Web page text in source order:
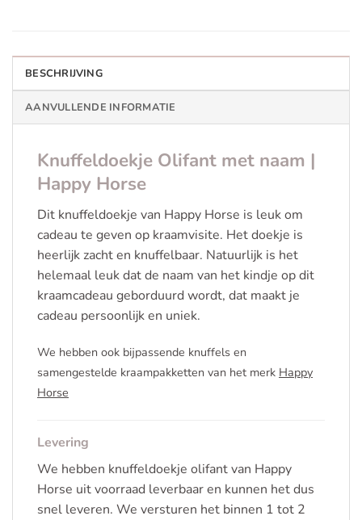
BESCHRIJVING
AANVULLENDE INFORMATIE
Knuffeldoekje Olifant met naam |
Happy Horse
Dit knuffeldoekje van Happy Horse is leuk om
cadeau te geven op kraamvisite. Het doekje is
heerlijk zacht en knuffelbaar. Natuurlijk is het
helemaal leuk dat de naam van het kindje op dit
kraamcadeau geborduurd wordt, dat maakt je
cadeau persoonlijk en uniek.
We hebben ook bijpassende knuffels en
samengestelde kraampakketten van het merk Happy
Horse
Levering
We hebben knuffeldoekje olifant van Happy
Horse uit voorraad leverbaar en kunnen het dus
snel leveren. We versturen het binnen 1 tot 2